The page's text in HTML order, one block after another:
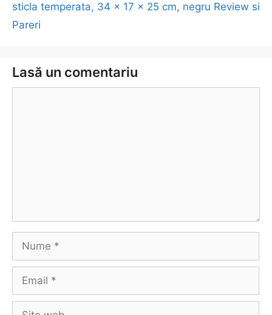
sticla temperata, 34 x 17 x 25 cm, negru Review si
Pareri
Lasă un comentariu
Nume
Email
Site